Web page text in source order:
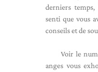
derniers temps,
senti que vous
conseils et de
Voir le
anges vous